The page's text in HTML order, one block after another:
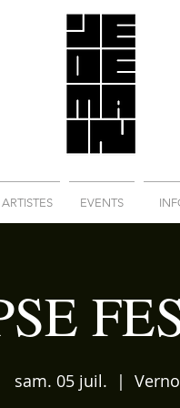
ARTISTES EVENTS
sam. 05 juil.
  |